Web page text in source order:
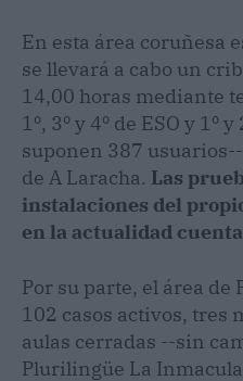
En esta área coruñesa
se llevará a cabo un
14,00 horas mediante
1º, 3º y 4º de ESO y 1º
suponen 387
de A Laracha. Las
instalaciones del
en la actualidad
Por su parte, el área
102 casos activos, tres
aulas cerradas --sin
Plurilingüe La